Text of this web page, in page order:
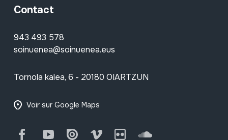
Contact
943 493 578
soinuenea@soinuenea.eus
Tornola kalea, 6 - 20180 OIARTZUN
Voir sur Google Maps
FacebookYoutube Issuu Vimeo Flickr SoundCloud